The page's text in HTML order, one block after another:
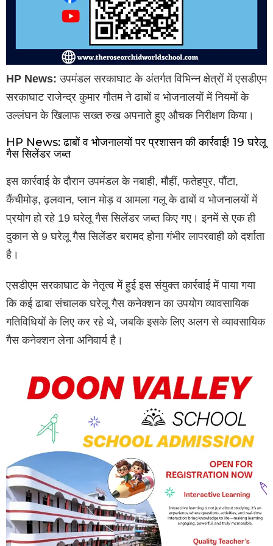
HP News: उपमंडल सरकाघाट के अंतर्गत विभिन्न क्षेत्रों में एसडीएम
सरकाघाट राजेन्द्र कुमार गौतम ने ढाबों व भोजनालयों में नियमों के
उल्लंघन के खिलाफ सख्त रुख अपनाते हुए औचक निरीक्षण किया।
HP News: ढाबों व भोजनालयों पर प्रशासन की कार्रवाई! 19 घरेलू
गैस सिलेंडर जब्त
इस कार्रवाई के दौरान उपमंडल के नबाही, मौहीं, फतेहपुर, पौंटा,
कैंचीमोड़, ढ़लवान, प्लान मोड़ व आमला गलू के ढाबों व भोजनालयों में
प्रयोग हो रहे 19 घरेलू गैस सिलेंडर जब्त किए गए। इनमें से एक ही
दुकान से 9 घरेलू गैस सिलेंडर बरामद होना गंभीर लापरवाही को दर्शाता
है।
एसडीएम सरकाघाट के नेतृत्व में हुई इस संयुक्त कार्रवाई में पाया गया
कि कई ढाबा संचालक घरेलू गैस कनेक्शन का उपयोग व्यावसायिक
गतिविधियों के लिए कर रहे थे, जबकि इसके लिए अलग से व्यावसायिक
गैस कनेक्शन लेना अनिवार्य है।